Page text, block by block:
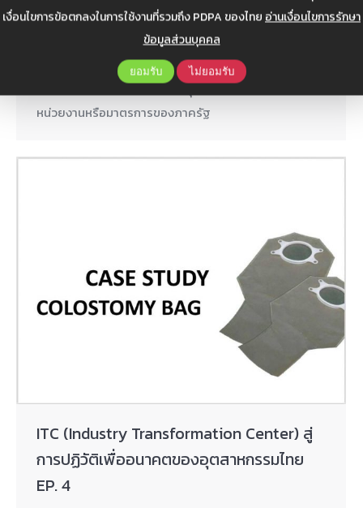
เงื่อนไขการข้อตกลงในการใช้งานที่รวมถึง PDPA ของไทยอ่านเงื่อนไขการรักษา
ข้อมูลส่วนบุคคล
ยอมรับ ไม่ยอมรับ
เปิดทางลัด SMEs ตัวช่วยดีๆ จากภาครัฐฯ
เผยแพร่ By Web Admin เมษายน 29, 2019
บทความนี้คัดสรรตัวช่วยให้แก่ธุรกิจ SMEs โดยเน้นไปที่
หน่วยงานหรือมาตรการของภาครัฐ
ITC (Industry Transformation Center) สู่
การปฏิวัติเพื่ออนาคตของอุตสาหกรรมไทย
EP. 4